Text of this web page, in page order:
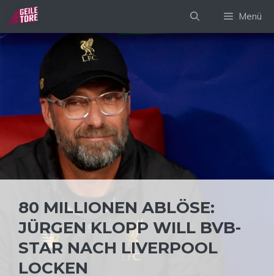
Zum
Inhalt
Menü
80 MILLIONEN ABLÖSE:
JÜRGEN KLOPP WILL BVB-
STAR NACH LIVERPOOL
LOCKEN